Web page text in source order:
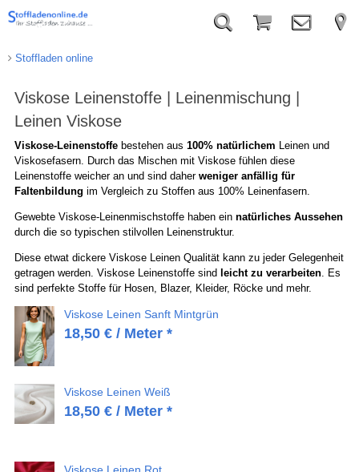
Stoffladen online
Viskose Leinenstoffe | Leinenmischung |
Leinen Viskose
Viskose-Leinenstoffebestehen aus 100% natürlichem Leinen und
Viskosefasern.
Durch das Mischen mit Viskose fühlen diese
Leinenstoffe weicher an und sind daher weniger anfällig für
Faltenbildung im Vergleich zu Stoffen aus 100% Leinenfasern.
Gewebte Viskose-Leinenmischstoffe haben ein natürliches Aussehen
durch die so typischen stilvollen Leinenstruktur.
Diese etwat dickere Viskose Leinen Qualität kann zu jeder Gelegenheit
getragen werden. Viskose Leinenstoffe sind leicht zu verarbeiten.
Es
sind perfekte Stoffe für Hosen, Blazer, Kleider, Röcke und mehr.
Viskose Leinen Sanft Mintgrün
18,50 €/ Meter *
Viskose Leinen Weiß
18,50 €/ Meter *